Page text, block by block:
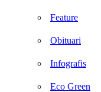
Feature
Obituari
Infografis
Eco Green